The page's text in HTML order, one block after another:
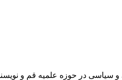
در حوزه علمیه قم و